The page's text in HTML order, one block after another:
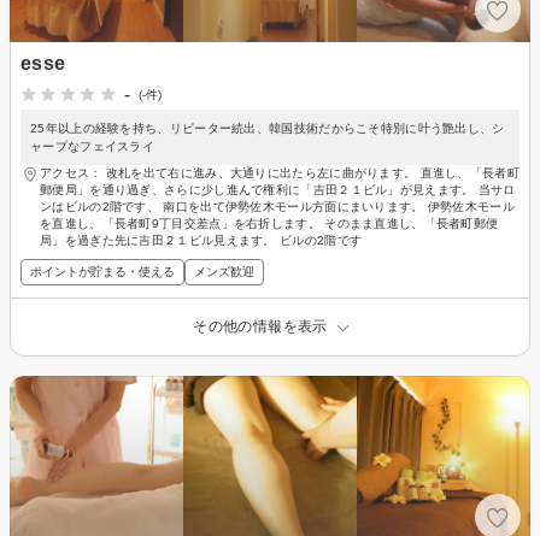
esse
-
(-件)
25年以上の経験を持ち、リピーター続出、韓国技術だからこそ特別に叶う艶出し、シ
ャープなフェイスライ
アクセス： 改札を出て右に進み、大通りに出たら左に曲がります。 直進し、「長者町
郵便局」を通り過ぎ、さらに少し進んで権利に「吉田２１ビル」が見えます。 当サロ
ンはビルの2階です、 南口を出て伊勢佐木モール方面にまいります。 伊勢佐木モール
を直進し、「長者町9丁目交差点」を右折します。 そのまま直進し、「長者町郵便
局」を過ぎた先に吉田２１ビル見えます。 ビルの2階です
ポイントが貯まる・使える メンズ歓迎
その他の情報を表示